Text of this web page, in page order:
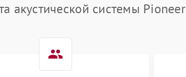
акустической системы Pioneer